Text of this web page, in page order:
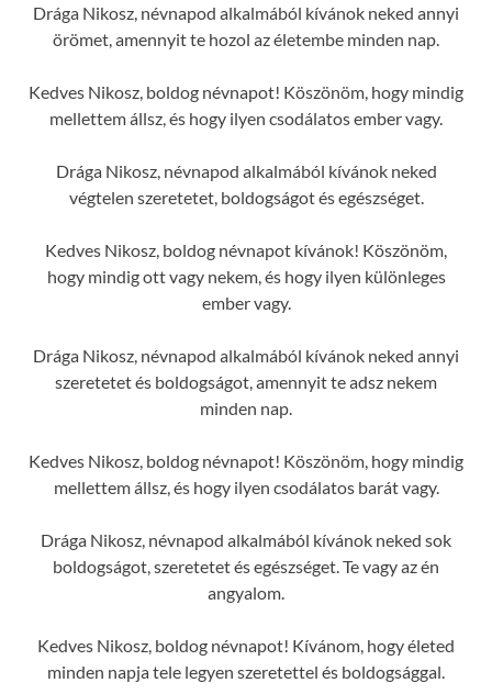
Drága Nikosz, névnapod alkalmából kívánok neked annyi
örömet, amennyit te hozol az életembe minden nap.
Kedves Nikosz, boldog névnapot! Köszönöm, hogy mindig
mellettem állsz, és hogy ilyen csodálatos ember vagy.
Drága Nikosz, névnapod alkalmából kívánok neked
végtelen szeretetet, boldogságot és egészséget.
Kedves Nikosz, boldog névnapot kívánok! Köszönöm,
hogy mindig ott vagy nekem, és hogy ilyen különleges
ember vagy.
Drága Nikosz, névnapod alkalmából kívánok neked annyi
szeretetet és boldogságot, amennyit te adsz nekem
minden nap.
Kedves Nikosz, boldog névnapot! Köszönöm, hogy mindig
mellettem állsz, és hogy ilyen csodálatos barát vagy.
Drága Nikosz, névnapod alkalmából kívánok neked sok
boldogságot, szeretetet és egészséget. Te vagy az én
angyalom.
Kedves Nikosz, boldog névnapot! Kívánom, hogy életed
minden napja tele legyen szeretettel és boldogsággal.